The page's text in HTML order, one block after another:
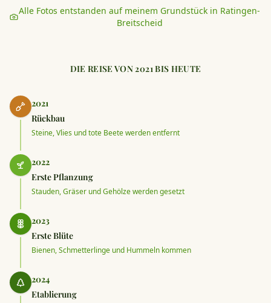
Alle Fotos entstanden auf meinem Grundstück in Ratingen-
Breitscheid
DIE REISE VON 2021 BIS HEUTE
2021
Rückbau
Steine, Vlies und tote Beete werden entfernt
2022
Erste Pflanzung
Stauden, Gräser und Gehölze werden gesetzt
2023
Erste Blüte
Bienen, Schmetterlinge und Hummeln kommen
2024
Etablierung